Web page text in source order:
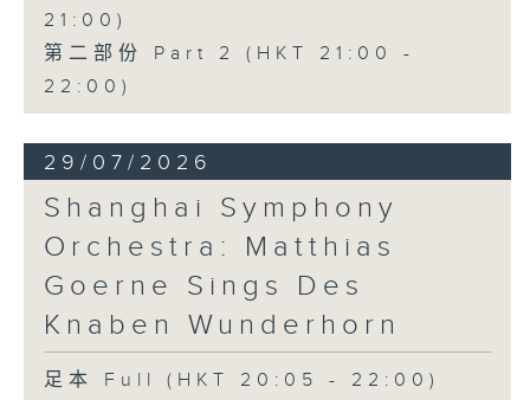
21:00)
第二部份 Part 2 (HKT 21:00 -
22:00)
29/07/2026
Shanghai Symphony
Orchestra: Matthias
Goerne Sings Des
Knaben Wunderhorn
足本 Full (HKT 20:05 - 22:00)